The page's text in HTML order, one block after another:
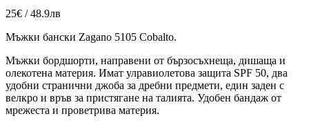
25€ / 48.9лв
Мъжки бански Zagano 5105 Cobalto.
Мъжки бордшорти, направени от бързосъхнеща, дишаща и
олекотена материя. Имат улравиолетова защита SPF 50, два
удобни странични джоба за дребни предмети, един заден с
велкро и връв за пристягане на талията. Удобен бандаж от
мрежеста и проветрива материя.